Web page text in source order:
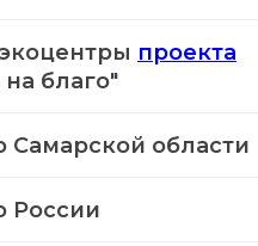
проекта
благо"
Самарской области
России